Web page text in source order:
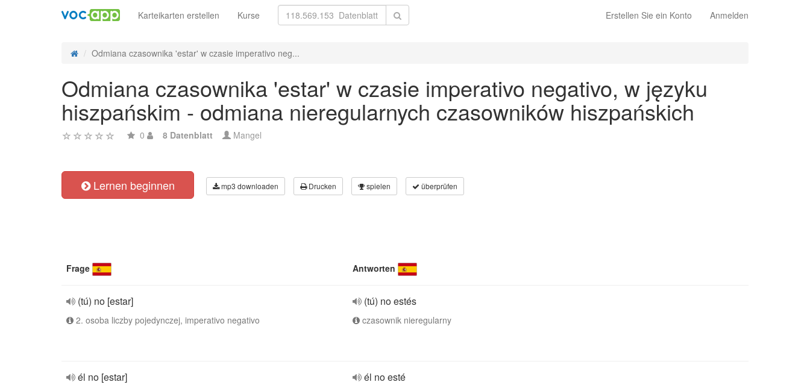
Erstellen Sie ein Konto Anmelden
Karteikarten erstellen Kurse
Odmiana czasownika 'estar' w czasie imperativo neg...
Odmiana czasownika 'estar' w czasie imperativo negativo, w języku
hiszpańskim - odmiana nieregularnych czasowników hiszpańskich
0 8 Datenblatt Mangel
Lernen beginnen mp3 downloaden Drucken spielen überprüfen
Frage Antworten
(tú) no [estar]
2. osoba liczby pojedynczej, imperativo negativo
(tú) no estés
czasownik nieregularny
él no [estar] él no esté